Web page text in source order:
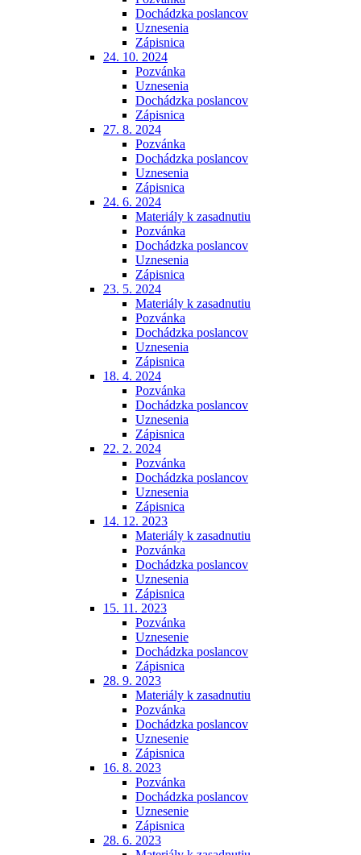
Dochádzka poslancov
Uznesenia
Zápisnica
24. 10. 2024
Pozvánka
Uznesenia
Dochádzka poslancov
Zápisnica
27. 8. 2024
Pozvánka
Dochádzka poslancov
Uznesenia
Zápisnica
24. 6. 2024
Materiály k zasadnutiu
Pozvánka
Dochádzka poslancov
Uznesenia
Zápisnica
23. 5. 2024
Materiály k zasadnutiu
Pozvánka
Dochádzka poslancov
Uznesenia
Zápisnica
18. 4. 2024
Pozvánka
Dochádzka poslancov
Uznesenia
Zápisnica
22. 2. 2024
Pozvánka
Dochádzka poslancov
Uznesenia
Zápisnica
14. 12. 2023
Materiály k zasadnutiu
Pozvánka
Dochádzka poslancov
Uznesenia
Zápisnica
15. 11. 2023
Pozvánka
Uznesenie
Dochádzka poslancov
Zápisnica
28. 9. 2023
Materiály k zasadnutiu
Pozvánka
Dochádzka poslancov
Uznesenie
Zápisnica
16. 8. 2023
Pozvánka
Dochádzka poslancov
Uznesenie
Zápisnica
28. 6. 2023